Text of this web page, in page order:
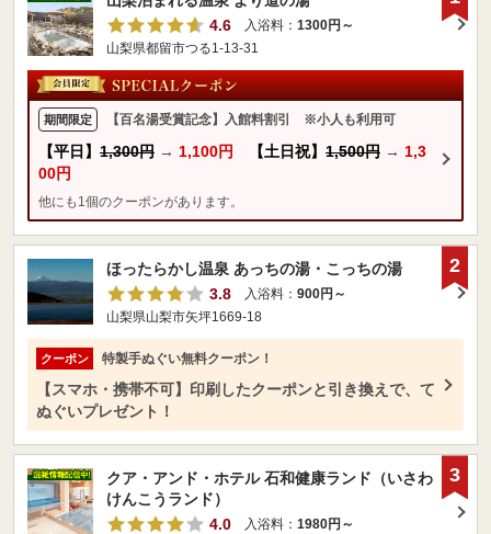
4.6
入浴料： 1300円～
山梨県都留市つる1-13-31
期間限定 【百名湯受賞記念】入館料割引 ※小人も利用可
【平日】 1,300円 → 1,100円 【土日祝】 1,500円 → 1,3
00円
他にも1個のクーポンがあります。
ほったらかし温泉 あっちの湯・こっちの湯
3.8
入浴料： 900円～
山梨県山梨市矢坪1669-18
クーポン 特製手ぬぐい無料クーポン！
【スマホ・携帯不可】印刷したクーポンと引き換えで、て
ぬぐいプレゼント！
2
クア・アンド・ホテル 石和健康ランド（いさわ
けんこうランド）
4.0
入浴料： 1980円～
3